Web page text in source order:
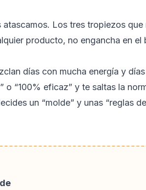
Los tres tropiezos
producto, no engancha en
días con mucha energía y
o “100% eficaz” y te saltas la
un “molde” y unas “reglas